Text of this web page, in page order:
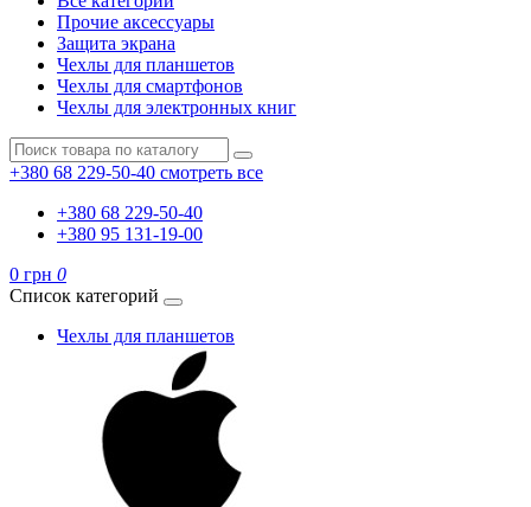
Прочие аксессуары
Защита экрана
Чехлы для планшетов
Чехлы для смартфонов
Чехлы для электронных книг
+380 68 229-50-40 смотреть все
+380 68 229-50-40
+380 95 131-19-00
0 грн 0
Список категорий
Чехлы для планшетов